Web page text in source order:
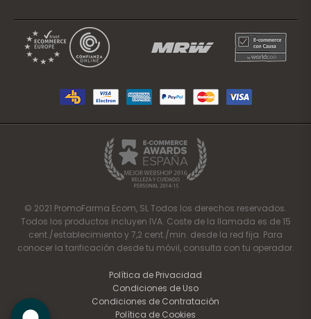
© 2021 PromoFarma Ecom, SL Todos los derechos reservados.
Todos los productos incluyen IVA. Coste de la llamada es de 15
cent./establecimiento y 7,2 cent./min. desde la red fija. Para
conocer la tarificación desde tu móvil, consulta con tu operador.
Política de Privacidad
Condiciones de Uso
Condiciones de Contratación
Política de Cookies